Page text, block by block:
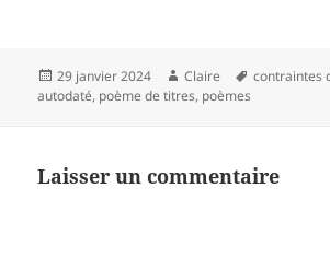
Publié
le
29 janvier 2024 Auteur
Claire
Mots-
contraintes
autodaté, poème de titres, poèmes
Laisser un commentaire